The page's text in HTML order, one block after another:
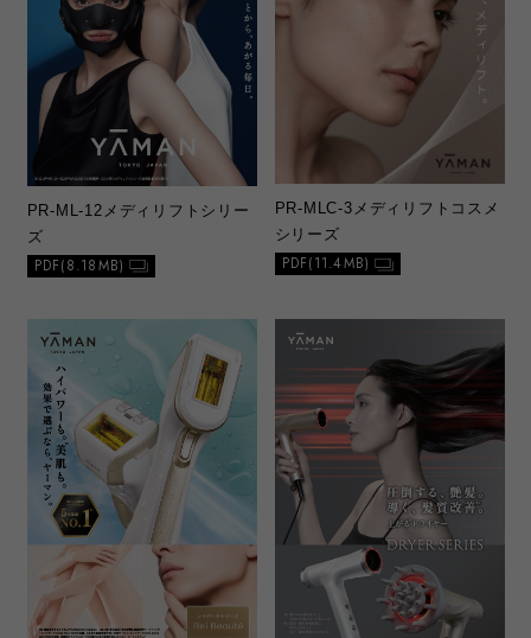
PR-ML-12 メディリフトシリー
ズ
PDF(8.18MB)
PR-MLC-3 メディリフトコスメ
シリーズ
PDF(11.4MB)